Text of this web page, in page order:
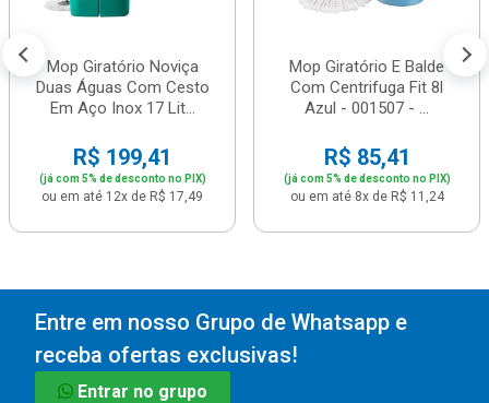
Mop Giratório Noviça
Duas Águas Com Cesto
Em Aço Inox 17 Lit...
R$ 199,41
(já com 5% de desconto no PIX)
ou em até 12x de R$ 17,49
Mop Giratório E Balde
Com Centrifuga Fit 8l
Azul - 001507 - ...
R$ 85,41
(já com 5% de desconto no PIX)
ou em até 8x de R$ 11,24
Entre em nosso Grupo de Whatsapp e
receba ofertas exclusivas!
Entrar no grupo